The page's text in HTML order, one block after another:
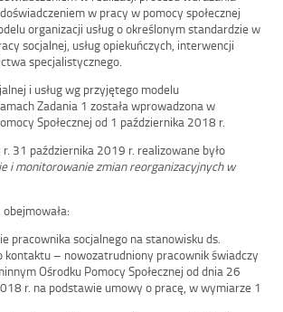
w pracy w pomocy społecznej
organizacji usług o określonym standardzie w
socjalnej, usług opiekuńczych, interwencji
specjalistycznego.
i usług wg przyjętego modelu
Zadania 1 została wprowadzona w
Społecznej od 1 października 2018 r.
31 października 2019 r. realizowane było
i monitorowanie zmian reorganizacyjnych w
pracownika socjalnego na stanowisku ds.
kontaktu – nowozatrudniony pracownik świadczy
Ośrodku Pomocy Społecznej od dnia 26
r. na podstawie umowy o pracę, w wymiarze 1